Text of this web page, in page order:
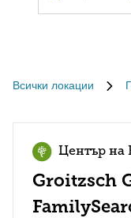
Всички локации
Център на
Groitzsch